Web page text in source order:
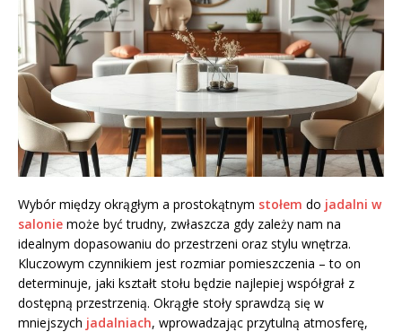
Wybór między okrągłym a prostokątnym stołem do jadalni w
salonie może być trudny, zwłaszcza gdy zależy nam na
idealnym dopasowaniu do przestrzeni oraz stylu wnętrza.
Kluczowym czynnikiem jest rozmiar pomieszczenia – to on
determinuje, jaki kształt stołu będzie najlepiej współgrał z
dostępną przestrzenią. Okrągłe stoły sprawdzą się w
mniejszych jadalniach, wprowadzając przytulną atmosferę,